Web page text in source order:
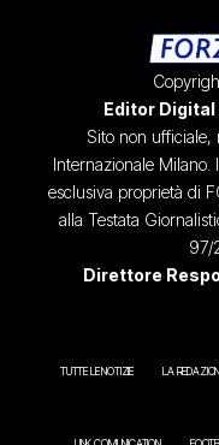
Editor Digital
Sito non ufficiale,
Internazionale Milano.
esclusiva proprietà di
alla Testata
97/
Direttore
TUTTE LE NOTIZIE LA